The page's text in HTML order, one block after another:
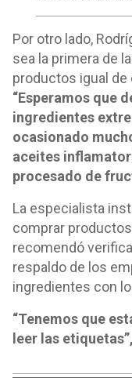
Por otro lado,
sea la primera de
productos igual de
“Esperamos que
ingredientes
ocasionado
aceites
procesado de
La especialista
comprar
recomendó
respaldo de los
ingredientes con
“Tenemos que
leer las etiquetas”,